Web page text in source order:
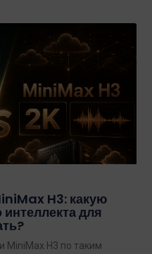
H3: какую
для
MiniMax H3 по таким